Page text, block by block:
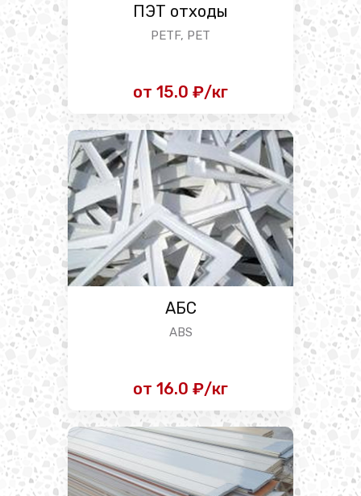
ПЭТ отходы
PETF, PET
от 15.0 ₽/кг
АБС
ABS
от 16.0 ₽/кг